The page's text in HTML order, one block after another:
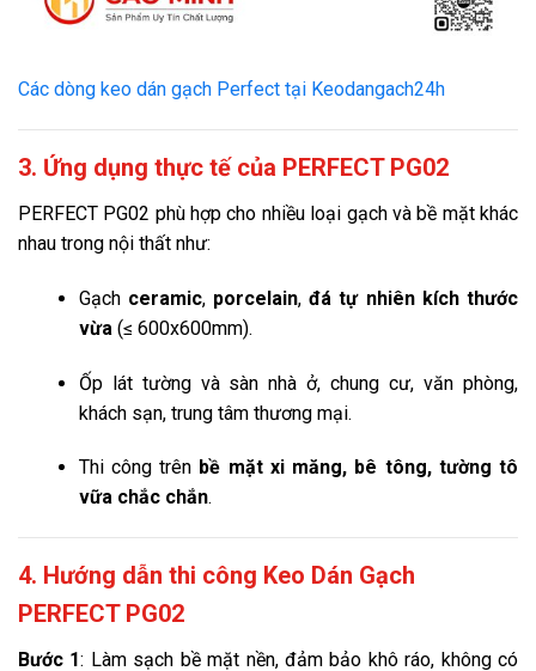
Các dòng keo dán gạch Perfect tại Keodangach24h
3. Ứng dụng thực tế của PERFECT PG02
PERFECT PG02 phù hợp cho nhiều loại gạch và bề mặt khác
nhau trong nội thất như:
Gạch ceramic, porcelain,đá tự nhiên kích thước
vừa (≤ 600x600mm).
Ốp lát tường và sàn nhà ở, chung cư, văn phòng,
khách sạn, trung tâm thương mại.
Thi công trên bề mặt xi măng, bê tông, tường tô
vữa chắc chắn.
4. Hướng dẫn thi công Keo Dán Gạch
PERFECT PG02
Bước 1: Làm sạch bề mặt nền, đảm bảo khô ráo, không có